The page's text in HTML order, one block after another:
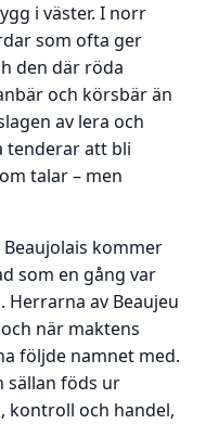
i väster. I norr
som ofta ger
den där röda
och körsbär än
av lera och
tenderar att bli
talar – men
kommer
som en gång var
av Beaujeu
när maktens
följde namnet med.
sällan föds ur
kontroll och handel,